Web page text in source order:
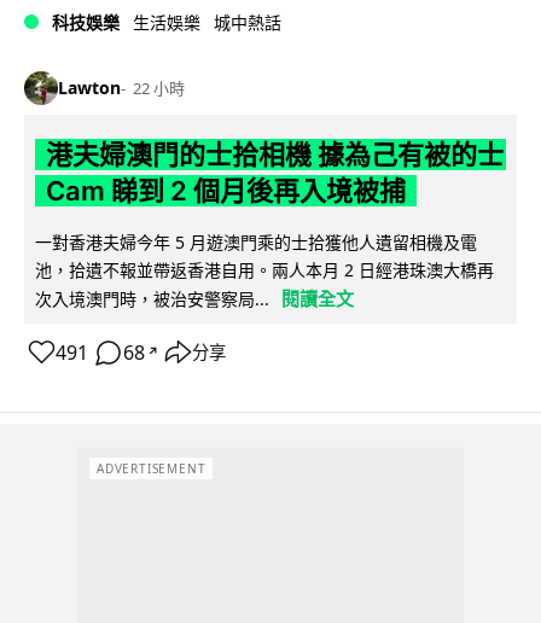
科技娛樂 生活娛樂 城中熱話
Lawton 22 小時
港夫婦澳門的士拾相機 據為己有被的士
Cam 睇到 2 個月後再入境被捕
一對香港夫婦今年 5 月遊澳門乘的士拾獲他人遺留相機及電
池，拾遺不報並帶返香港自用。兩人本月 2 日經港珠澳大橋再
次入境澳門時，被治安警察局...
閱讀全文
491 68 ↗ 分享
ADVERTISEMENT